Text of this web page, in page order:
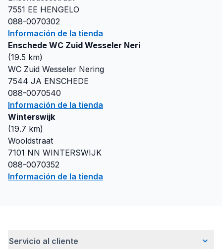
7551 EE HENGELO
088-0070302
Información de la tienda
Enschede WC Zuid Wesseler Neri
(19.5 km)
WC Zuid Wesseler Nering
7544 JA ENSCHEDE
088-0070540
Información de la tienda
Winterswijk
(19.7 km)
Wooldstraat
7101 NN WINTERSWIJK
088-0070352
Información de la tienda
Servicio al cliente